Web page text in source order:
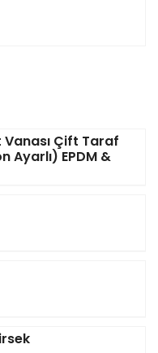
Vanası Çift Taraf
Ayarlı) EPDM &